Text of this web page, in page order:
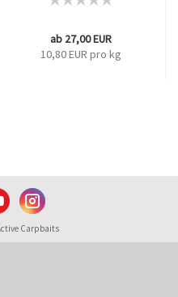
ab 27,00 EUR
10,80 EUR pro kg
Carpbaits